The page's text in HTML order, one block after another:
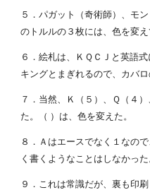
５．パガット（奇術師）、モ
のトルルの３枚には、色を変
６．絵札は、ＫＱＣＪと英語
キングとまぎれるので、カバロ
７．当然、Ｋ（５）、Ｑ（４
た。（ ）は、色を変えた。
８．Ａはエースでなく１なの
く書くようなことはしなかった
９．これは常識だが、裏も印